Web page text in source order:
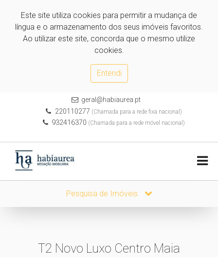
Este site utiliza cookies para permitir a mudança de
língua e o armazenamento dos seus imóveis favoritos.
Ao utilizar este site, concorda que o mesmo utilize
cookies.
Entendi
geral@habiaurea.pt
220110277 (Chamada para a rede fixa nacional)
932416370 (Chamada para a rede móvel nacional)
Pesquisa de Imóveis
T2 Novo Luxo Centro Maia